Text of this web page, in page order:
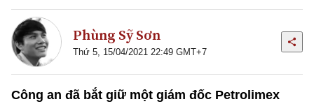
Phùng Sỹ Sơn
Thứ 5, 15/04/2021 22:49 GMT+7
Công an đã bắt giữ một giám đốc Petrolimex